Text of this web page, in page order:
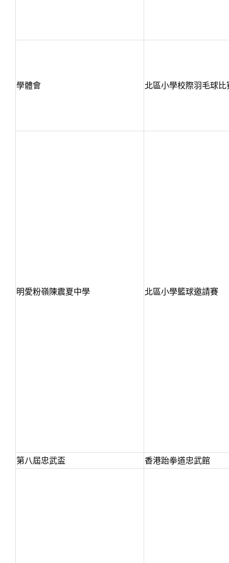
學體會 北區小學校際羽毛球
明愛粉嶺陳震夏中學 北區小學籃球邀請賽
第八屆忠武盃 香港跆拳道忠武館